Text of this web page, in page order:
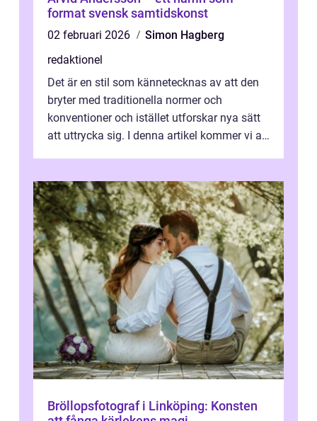
format svensk samtidskonst
02 februari 2026
Simon Hagberg
redaktionel
Det är en stil som kännetecknas av att den
bryter med traditionella normer och
konventioner och istället utforskar nya sätt
att uttrycka sig. I denna artikel kommer vi att
Bröllopsfotograf i Linköping: Konsten